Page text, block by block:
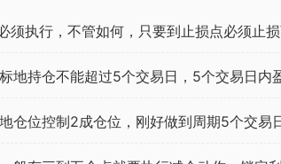
须执行，不管如何，只要到止损点必须止损
地持仓不能超过5个交易日，5个交易日内
仓位控制2成仓位，刚好做到周期5个交易